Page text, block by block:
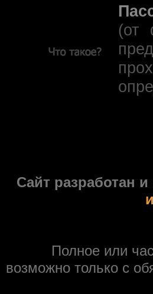
(от
Сайт разработан
Полное или
возможно только с